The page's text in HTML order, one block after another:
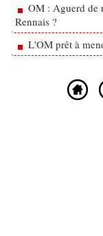
OM : Aguerd de
Rennais ?
L'OM prêt à